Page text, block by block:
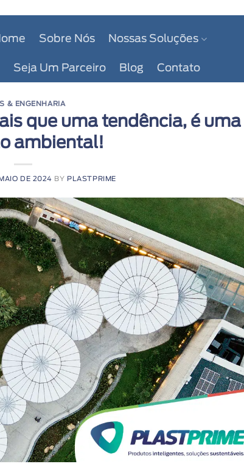
Sobre Nós Nossas Soluções
Seja Um Parceiro Blog Contato
& ENGENHARIA
que uma tendência, é uma
ambiental!
DE 2024 BY PLASTPRIME